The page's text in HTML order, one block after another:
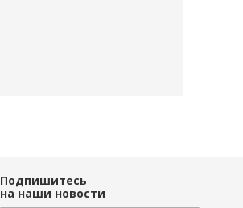
Подпишитесь
на наши новости